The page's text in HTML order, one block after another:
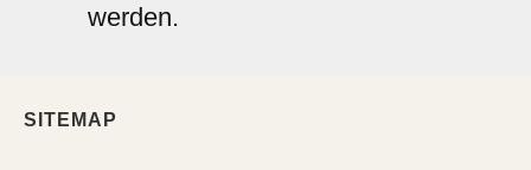
werden.
SITEMAP